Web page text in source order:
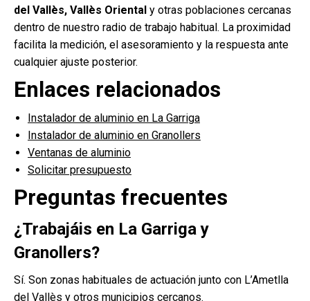
del Vallès, Vallès Oriental y otras poblaciones cercanas
dentro de nuestro radio de trabajo habitual. La proximidad
facilita la medición, el asesoramiento y la respuesta ante
cualquier ajuste posterior.
Enlaces relacionados
Instalador de aluminio en La Garriga
Instalador de aluminio en Granollers
Ventanas de aluminio
Solicitar presupuesto
Preguntas frecuentes
¿Trabajáis en La Garriga y
Granollers?
Sí. Son zonas habituales de actuación junto con L’Ametlla
del Vallès y otros municipios cercanos.